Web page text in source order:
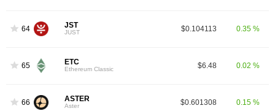
64 JST
JUST $0.104113 0.35 %
65 ETC
Ethereum Classic $6.48 0.02 %
66 ASTER
Aster $0.601308 0.15 %